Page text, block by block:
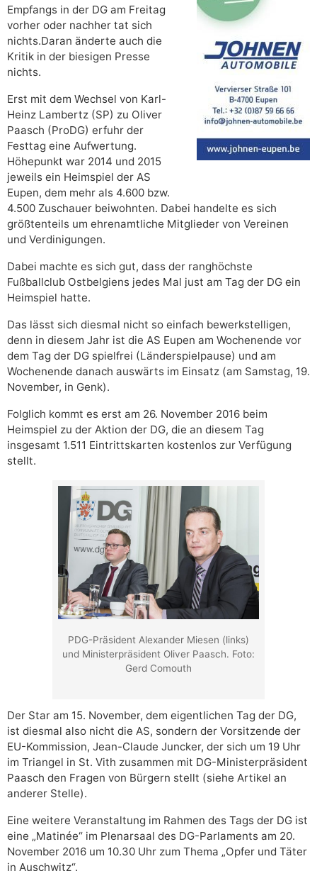
Empfangs in der DG am Freitag
vorher oder nachher tat sich
nichts.Daran änderte auch die
Kritik in der biesigen Presse
nichts.
Erst mit dem Wechsel von Karl-
Heinz Lambertz (SP) zu Oliver
Paasch (ProDG) erfuhr der
Festtag eine Aufwertung.
Höhepunkt war 2014 und 2015
jeweils ein Heimspiel der AS
Eupen, dem mehr als 4.600 bzw.
4.500 Zuschauer beiwohnten. Dabei handelte es sich
größtenteils um ehrenamtliche Mitglieder von Vereinen
und Verdinigungen.
Dabei machte es sich gut, dass der ranghöchste
Fußballclub Ostbelgiens jedes Mal just am Tag der DG ein
Heimspiel hatte.
Das lässt sich diesmal nicht so einfach bewerkstelligen,
denn in diesem Jahr ist die AS Eupen am Wochenende vor
dem Tag der DG spielfrei (Länderspielpause) und am
Wochenende danach auswärts im Einsatz (am Samstag, 19.
November, in Genk).
Folglich kommt es erst am 26. November 2016 beim
Heimspiel zu der Aktion der DG, die an diesem Tag
insgesamt 1.511 Eintrittskarten kostenlos zur Verfügung
stellt.
PDG-Präsident Alexander Miesen (links)
und Ministerpräsident Oliver Paasch. Foto:
Gerd Comouth
Der Star am 15. November, dem eigentlichen Tag der DG,
ist diesmal also nicht die AS, sondern der Vorsitzende der
EU-Kommission, Jean-Claude Juncker, der sich um 19 Uhr
im Triangel in St. Vith zusammen mit DG-Ministerpräsident
Paasch den Fragen von Bürgern stellt (siehe Artikel an
anderer Stelle).
Eine weitere Veranstaltung im Rahmen des Tags der DG ist
eine „Matinée“ im Plenarsaal des DG-Parlaments am 20.
November 2016 um 10.30 Uhr zum Thema „Opfer und Täter
in Auschwitz“.